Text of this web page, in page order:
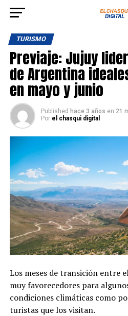
TURISMO
Previaje: Jujuy
de Argentina
en mayo y junio
Published hace 3 años en 21
Por el chasqui digital
Los meses de transición entre
muy favorecedores para
condiciones climáticas como
turistas que los visitan.